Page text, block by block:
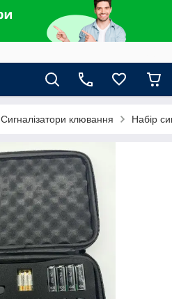
Сигналізатори клювання Набір